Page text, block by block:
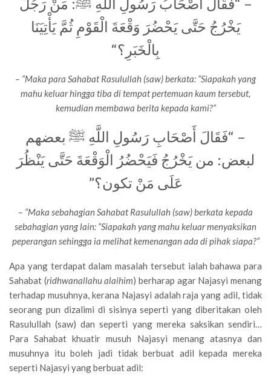
يَخْرُجُ حَتَّى يَحْضُرَ وَقْعَةَ الْقَوْمِ ثُمَّ يَأْتِيَنَا
بِالْخَبَرِ؟“
– “Maka para Sahabat Rasulullah (saw) berkata: “Siapakah yang
mahu keluar hingga tiba di tempat pertemuan kaum tersebut,
kemudian membawa berita kepada kami?”
– “فَقَالَ أَصْحَابِ رَسُولِ اللَّهِ ﷺ بعضهم
لبعض: من يَخْرُجُ فَيَحْضُرُ الْوَقْعَةَ حَتَّى يَنْظُرَ
عَلَى مَنْ تكون؟”
– “Maka sebahagian Sahabat Rasulullah (saw) berkata kepada
sebahagian yang lain: “Siapakah yang mahu keluar menyaksikan
peperangan sehingga ia melihat kemenangan ada di pihak siapa?”
Apa yang terdapat dalam masalah tersebut ialah bahawa para
Sahabat (ridhwanallahu alaihim) berharap agar Najasyi menang
terhadap musuhnya, kerana Najasyi adalah raja yang adil, tidak
seorang pun dizalimi di sisinya seperti yang diberitakan oleh
Rasulullah (saw) dan seperti yang mereka saksikan sendiri…
Para Sahabat khuatir musuh Najasyi menang atasnya dan
musuhnya itu boleh jadi tidak berbuat adil kepada mereka
seperti Najasyi yang berbuat adil: